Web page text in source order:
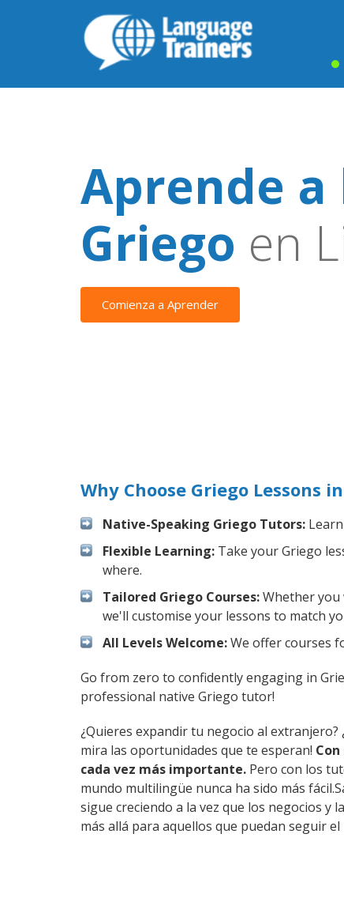
Aprende
Griego en
Comienza a Aprender
Why Choose Griego Lessons
Native-Speaking Griego Tutors:
Flexible Learning: Take your Griego
where.
Tailored Griego Courses:Whether you
we'll customise your lessons to match
All Levels Welcome:We offer courses
Go from zero to confidently engaging in
professional native Griego tutor!
¿Quieres expandir tu negocio al
mira las oportunidades que te esperan!
cada vez más importante. Pero con los
mundo multilingüe nunca ha sido más
sigue creciendo a la vez que los negocios y
más allá para aquellos que puedan seguir